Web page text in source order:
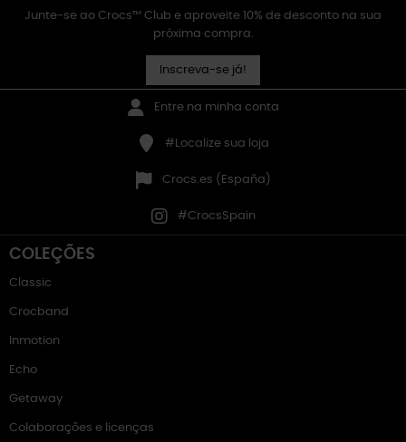
Junte-se ao Crocs™ Club e aproveite 10% de desconto na sua
próxima compra.
Inscreva-se já!
Entre na minha conta
#Localize sua loja
Crocs.es (España)
#CrocsSpain
COLEÇÕES
Classic
Crocband
Inmotion
Echo
Getaway
Colaborações e licenças